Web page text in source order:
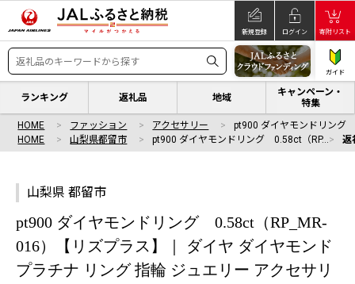
新規登録 ログイン 寄附リスト
ガイド
ランキング 返礼品 地域
キャンペーン・
特集
HOME ファッション アクセサリー
pt900 ダイヤモンドリング
HOME
山梨県都留市 pt900 ダイヤモンドリング 0.58ct（RP… 返
山梨県 都留市
pt900 ダイヤモンドリング 0.58ct（RP_MR-
016）【リズプラス】｜ ダイヤ ダイヤモンド
プラチナ リング 指輪 ジュエリー アクセサリ